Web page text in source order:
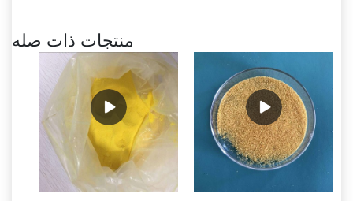
منتجات ذات صله